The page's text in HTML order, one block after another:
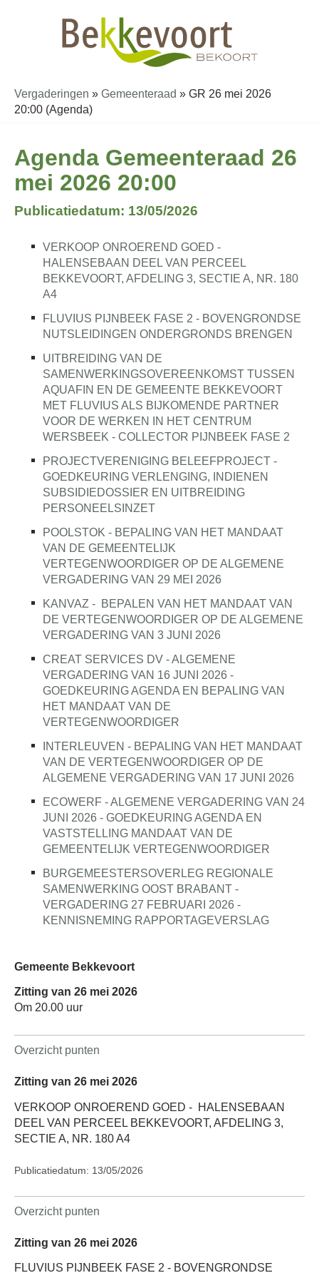
Vergaderingen » Gemeenteraad » GR 26 mei 2026
20:00 (Agenda)
Agenda Gemeenteraad 26
mei 2026 20:00
Publicatiedatum: 13/05/2026
VERKOOP ONROEREND GOED -
HALENSEBAAN DEEL VAN PERCEEL
BEKKEVOORT, AFDELING 3, SECTIE A, NR. 180
A4
FLUVIUS PIJNBEEK FASE 2 - BOVENGRONDSE
NUTSLEIDINGEN ONDERGRONDS BRENGEN
UITBREIDING VAN DE
SAMENWERKINGSOVEREENKOMST TUSSEN
AQUAFIN EN DE GEMEENTE BEKKEVOORT
MET FLUVIUS ALS BIJKOMENDE PARTNER
VOOR DE WERKEN IN HET CENTRUM
WERSBEEK - COLLECTOR PIJNBEEK FASE 2
PROJECTVERENIGING BELEEFPROJECT -
GOEDKEURING VERLENGING, INDIENEN
SUBSIDIEDOSSIER EN UITBREIDING
PERSONEELSINZET
POOLSTOK - BEPALING VAN HET MANDAAT
VAN DE GEMEENTELIJK
VERTEGENWOORDIGER OP DE ALGEMENE
VERGADERING VAN 29 MEI 2026
KANVAZ - BEPALEN VAN HET MANDAAT VAN
DE VERTEGENWOORDIGER OP DE ALGEMENE
VERGADERING VAN 3 JUNI 2026
CREAT SERVICES DV - ALGEMENE
VERGADERING VAN 16 JUNI 2026 -
GOEDKEURING AGENDA EN BEPALING VAN
HET MANDAAT VAN DE
VERTEGENWOORDIGER
INTERLEUVEN - BEPALING VAN HET MANDAAT
VAN DE VERTEGENWOORDIGER OP DE
ALGEMENE VERGADERING VAN 17 JUNI 2026
ECOWERF - ALGEMENE VERGADERING VAN 24
JUNI 2026 - GOEDKEURING AGENDA EN
VASTSTELLING MANDAAT VAN DE
GEMEENTELIJK VERTEGENWOORDIGER
BURGEMEESTERSOVERLEG REGIONALE
SAMENWERKING OOST BRABANT -
VERGADERING 27 FEBRUARI 2026 -
KENNISNEMING RAPPORTAGEVERSLAG
Gemeente Bekkevoort
Zitting van 26 mei 2026
Om 20.00 uur
Overzicht punten
Zitting van 26 mei 2026
VERKOOP ONROEREND GOED - HALENSEBAAN
DEEL VAN PERCEEL BEKKEVOORT, AFDELING 3,
SECTIE A, NR. 180 A4
Publicatiedatum: 13/05/2026
Overzicht punten
Zitting van 26 mei 2026
FLUVIUS PIJNBEEK FASE 2 - BOVENGRONDSE